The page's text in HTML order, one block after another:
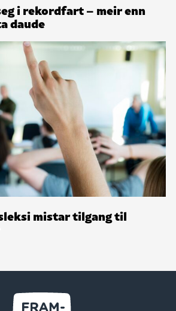
i rekordfart – meir enn
daude
mistar tilgang til